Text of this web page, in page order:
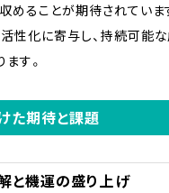
めることが期待されていま
性化に寄与し、持続可能
す。
た期待と課題
と機運の盛り上げ